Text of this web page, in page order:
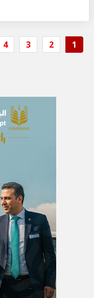
1
2
3
4